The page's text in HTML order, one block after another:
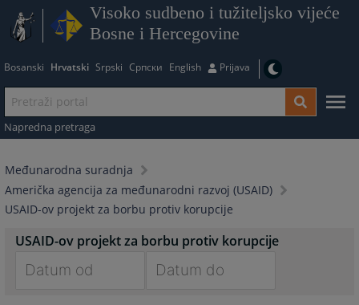
Visoko sudbeno i tužiteljsko vijeće
Bosne i Hercegovine
Bosanski Hrvatski Srpski Српски English Prijava
Napredna pretraga
Međunarodna suradnja
Američka agencija za međunarodni razvoj (USAID)
USAID-ov projekt za borbu protiv korupcije
USAID-ov projekt za borbu protiv korupcije